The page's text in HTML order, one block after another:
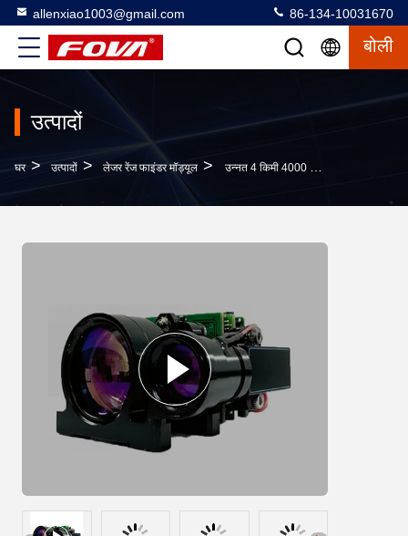
allenxiao1003@gmail.com 86-134-10031670
बोली
उत्पादों
घर > उत्पादों > लेजर रेंज फाइंडर मॉड्यूल > उन्नत 4 किमी 4000 मीटर लेजर रेंजमाइंडर मॉड्यूल,RS232/RS422 इंटरफेस के साथ प्रेसिजन लेजर दूरी सेंसर - DC6 ~ 36V,4 किमी लेजर रेंजिंग मॉड्यूल दूरी माप के लिए